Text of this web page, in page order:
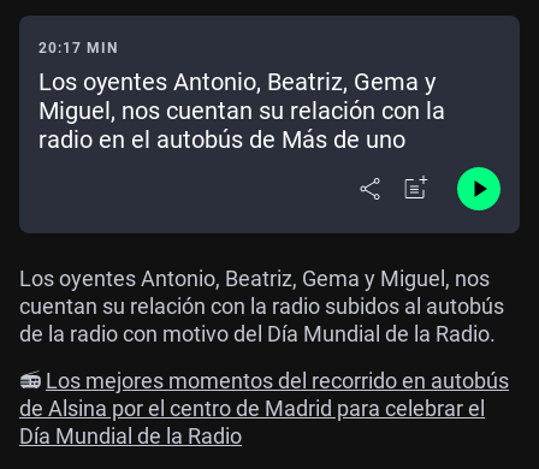
20:17 MIN
Los oyentes Antonio, Beatriz, Gema y
Miguel, nos cuentan su relación con la
radio en el autobús de Más de uno
Los oyentes Antonio, Beatriz, Gema y Miguel, nos
cuentan su relación con la radio subidos al autobús
de la radio con motivo del Día Mundial de la Radio.
📻 Los mejores momentos del recorrido en autobús
de Alsina por el centro de Madrid para celebrar el
Día Mundial de la Radio